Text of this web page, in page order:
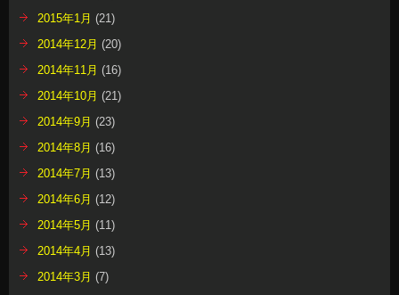
2015年1月 (21)
2014年12月 (20)
2014年11月 (16)
2014年10月 (21)
2014年9月 (23)
2014年8月 (16)
2014年7月 (13)
2014年6月 (12)
2014年5月 (11)
2014年4月 (13)
2014年3月 (7)